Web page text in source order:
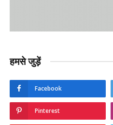
हमसे जुड़ें
Facebook
Pinterest